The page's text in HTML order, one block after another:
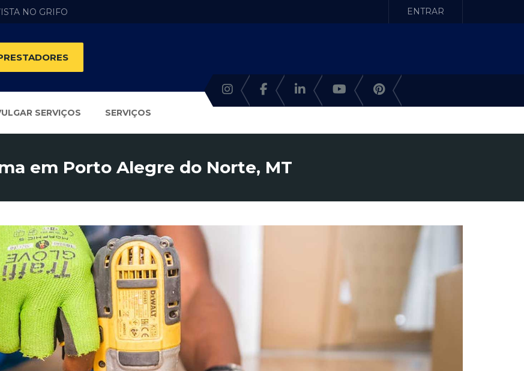
NO GRIFO ENTRAR
SERVIÇOS SERVIÇOS
em Porto Alegre do Norte, MT